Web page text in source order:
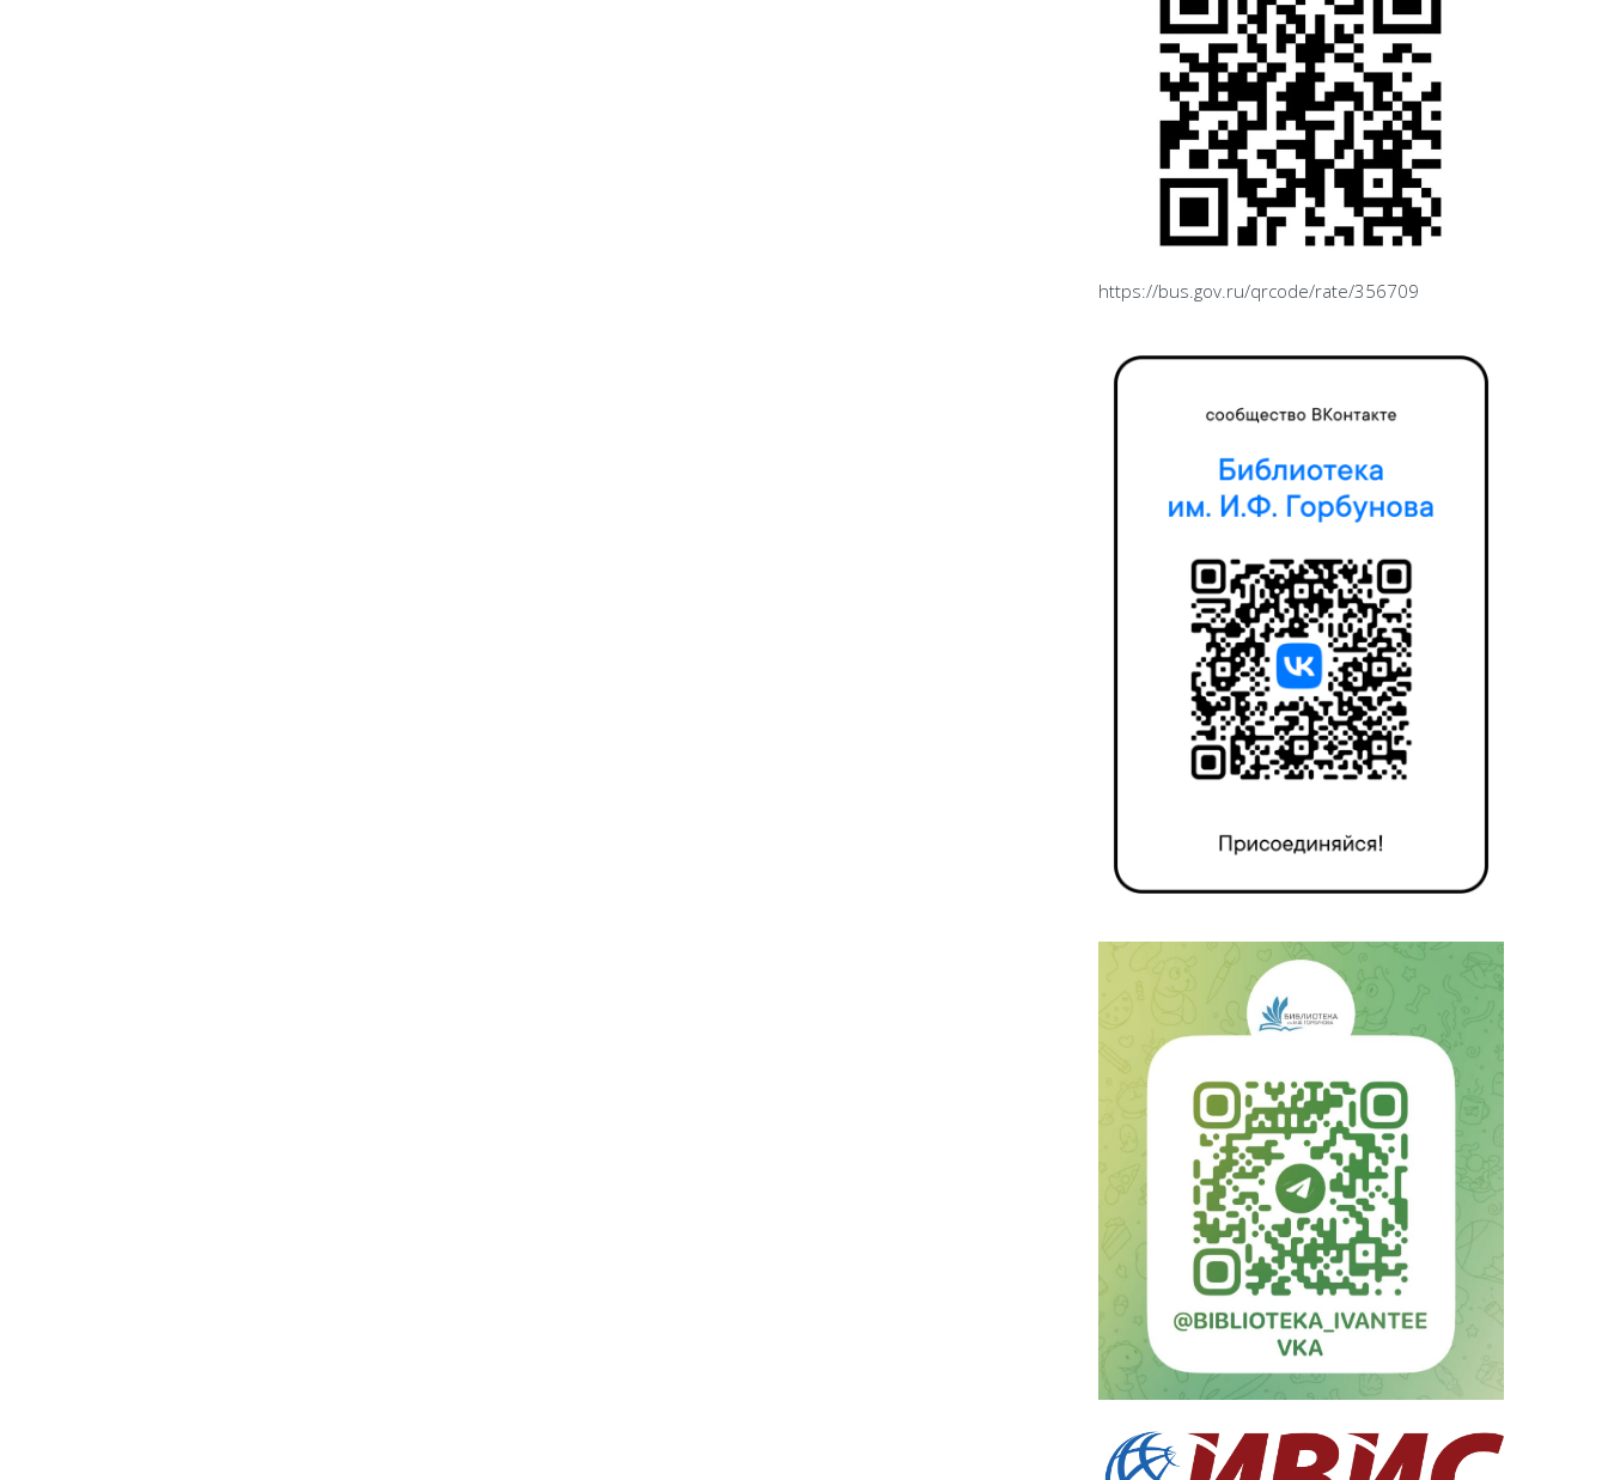
https://bus.gov.ru/qrcode/rate/356709